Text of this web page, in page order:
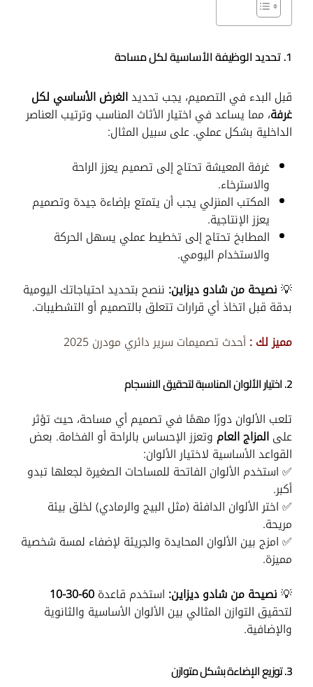
1. تحديد الوظيفة الأساسية لكل مساحة
قبل البدء في التصميم، يجب تحديدالغرض الأساسي لكل
غرفة، مما يساعد في اختيار الأثاث المناسب وترتيب العناصر
الداخلية بشكل عملي. على سبيل المثال:
غرفة المعيشة تحتاج إلى تصميم يعزز الراحة
والاسترخاء.
المكتب المنزلي يجب أن يتمتع بإضاءة جيدة وتصميم
يعزز الإنتاجية.
المطابخ تحتاج إلى تخطيط عملي يسهل الحركة
والاستخدام اليومي.
💡نصيحة من شادو ديزاين: ننصح بتحديد احتياجاتك اليومية
بدقة قبل اتخاذ أي قرارات تتعلق بالتصميم أو التشطيبات.
مميز لك :أحدث تصميمات سرير دائري مودرن 2025
2. اختيار الألوان المناسبة لتحقيق الانسجام
تلعب الألوان دورًا مهمًا في تصميم أي مساحة، حيث تؤثر
علىالمزاج العام وتعزز الإحساس بالراحة أو الفخامة. بعض
القواعد الأساسية لاختيار الألوان:
✅ استخدم الألوان الفاتحة للمساحات الصغيرة لجعلها تبدو
أكبر.
✅ اختر الألوان الدافئة (مثل البيج والرمادي) لخلق بيئة
مريحة.
✅ امزج بين الألوان المحايدة والجريئة لإضفاء لمسة شخصية
مميزة.
💡نصيحة من شادو ديزاين: استخدم قاعدة60-30-10
لتحقيق التوازن المثالي بين الألوان الأساسية والثانوية
والإضافية.
3. توزيع الإضاءة بشكل متوازن